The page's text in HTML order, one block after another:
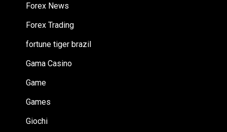
Forex News
Forex Trading
fortune tiger brazil
Gama Casino
Game
Games
Giochi